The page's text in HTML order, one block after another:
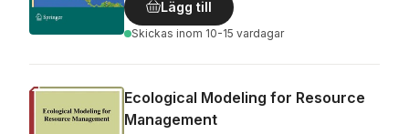
Lägg till
Skickas inom 10-15 vardagar
Ecological Modeling for Resource
Management